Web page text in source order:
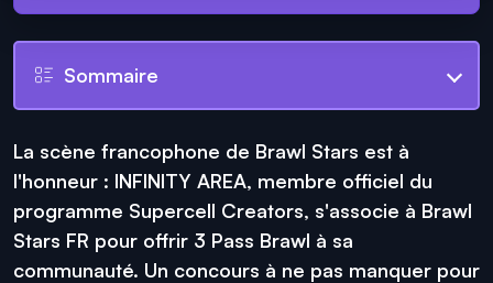
Sommaire
La scène francophone de Brawl Stars est à
l'honneur : INFINITY AREA, membre officiel du
programme Supercell Creators, s'associe à Brawl
Stars FR pour offrir 3 Pass Brawl à sa
communauté. Un concours à ne pas manquer pour